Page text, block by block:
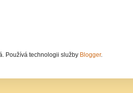
Používá technologii služby Blogger.